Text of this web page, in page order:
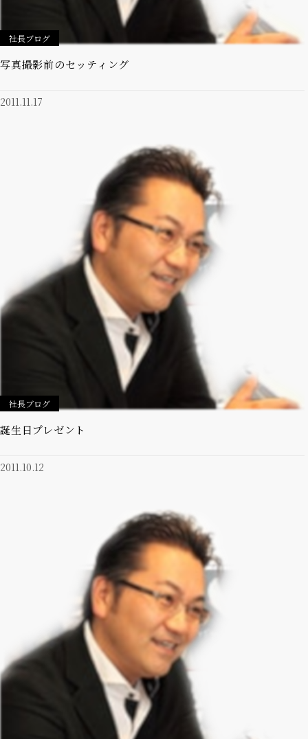
社長ブログ
写真撮影前のセッティング
2011.11.17
社長ブログ
誕生日プレゼント
2011.10.12